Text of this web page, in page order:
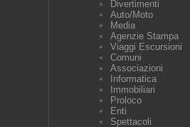
Divertimenti
Auto/Moto
Media
Agenzie Stampa
Viaggi Escursioni
Comuni
Associazioni
Informatica
Immobiliari
Proloco
Enti
Spettacoli